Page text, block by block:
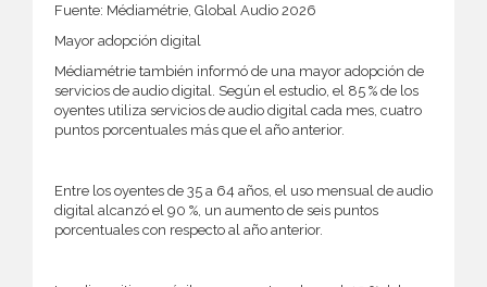
Fuente: Médiamétrie, Global Audio 2026
Mayor adopción digital
Médiamétrie también informó de una mayor adopción de
servicios de audio digital. Según el estudio, el 85 % de los
oyentes utiliza servicios de audio digital cada mes, cuatro
puntos porcentuales más que el año anterior.
Entre los oyentes de 35 a 64 años, el uso mensual de audio
digital alcanzó el 90 %, un aumento de seis puntos
porcentuales con respecto al año anterior.